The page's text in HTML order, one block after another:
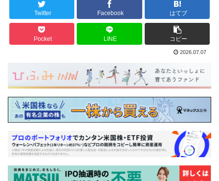
Twitter Facebook はてブ
Pocket LINE コピー
2026.07.07